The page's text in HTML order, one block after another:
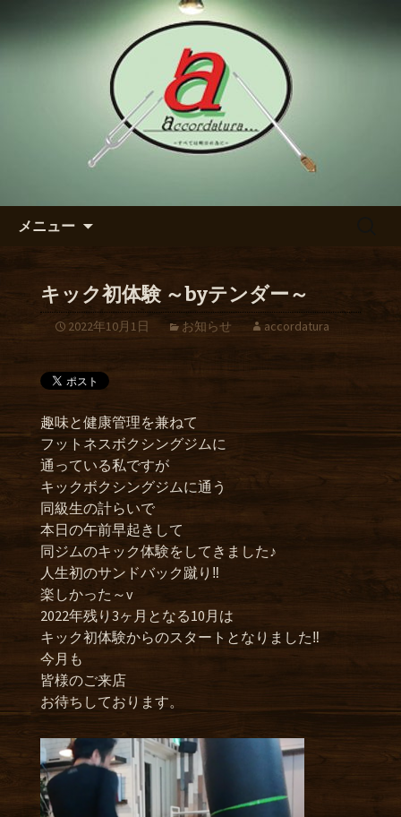
東区の泉のダイニングバー
【アッコルダトゥーラ】のブ
【アッコルダトゥーラ】のブログ
メニュー
キック初体験 ～byテンダー～
2022年10月1日 お知らせ accordatura
趣味と健康管理を兼ねて
フットネスボクシングジムに
通っている私ですが
キックボクシングジムに通う
同級生の計らいで
本日の午前早起きして
同ジムのキック体験をしてきました♪
人生初のサンドバック蹴り‼
楽しかった～v
2022年残り3ヶ月となる10月は
キック初体験からのスタートとなりました‼
今月も
皆様のご来店
お待ちしております。